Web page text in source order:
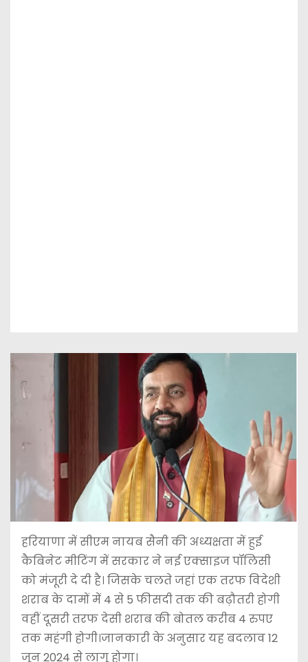
हरियाणा में सीएम नायब सैनी की अध्यक्षता में हुई
कैबिनेट मीटिंग में सरकार ने नई एक्साइज पॉलिसी
को मंजूरी दे दी है। जिसके चलते जहां एक तरफ विदेशी
शराब के दामों में 4 से 5 फीसदी तक की बढ़ौतरी होगी
वहीं दूसरी तरफ देसी शराब की बोतल करीब 4 रुपए
तक महंगी होगी।जानकारी के अनुसार यह बदलाव 12
जून 2024 से लागू होगा।